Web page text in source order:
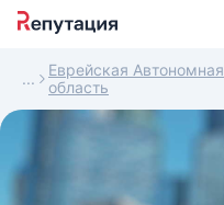
Еврейская Автономная
область